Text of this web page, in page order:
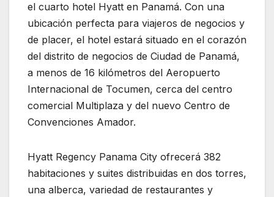
el cuarto hotel Hyatt en Panamá. Con una
ubicación perfecta para viajeros de negocios y
de placer, el hotel estará situado en el corazón
del distrito de negocios de Ciudad de Panamá,
a menos de 16 kilómetros del Aeropuerto
Internacional de Tocumen, cerca del centro
comercial Multiplaza y del nuevo Centro de
Convenciones Amador.
Hyatt Regency Panama City ofrecerá 382
habitaciones y suites distribuidas en dos torres,
una alberca, variedad de restaurantes y